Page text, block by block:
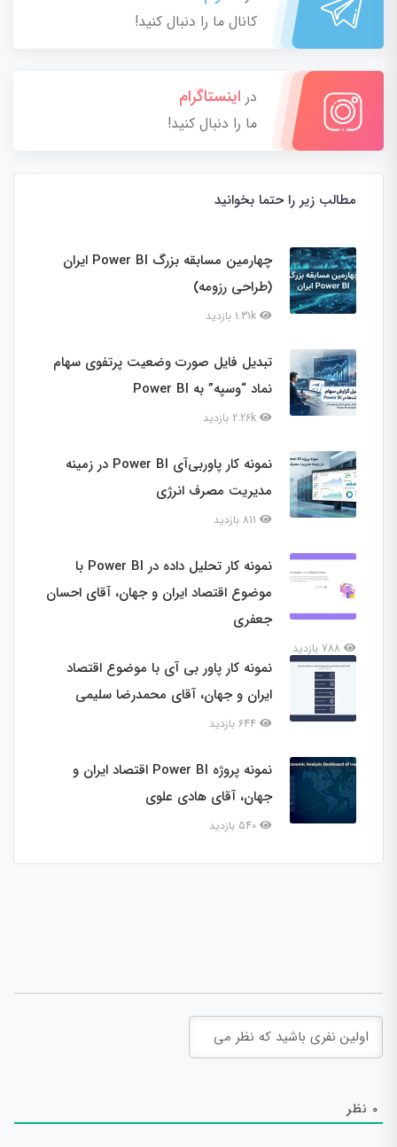
کانال ما را دنبال کنید!
در اینستاگرام
ما را دنبال کنید!
مطالب زیر را حتما بخوانید
چهارمین مسابقه بزرگ Power BI ایران
(طراحی رزومه)
تبدیل فایل صورت وضعیت پرتفوی سهام
نماد “وسپه” به Power BI
نمونه کار پاوربی‌آی Power BI در زمینه
مدیریت مصرف انرژی
نمونه کار تحلیل داده در Power BI با
موضوع اقتصاد ایران و جهان، آقای احسان
جعفری
نمونه کار پاور بی آی با موضوع اقتصاد
ایران و جهان، آقای محمدرضا سلیمی
نمونه پروژه Power BI اقتصاد ایران و
جهان، آقای هادی علوی
0 نظر